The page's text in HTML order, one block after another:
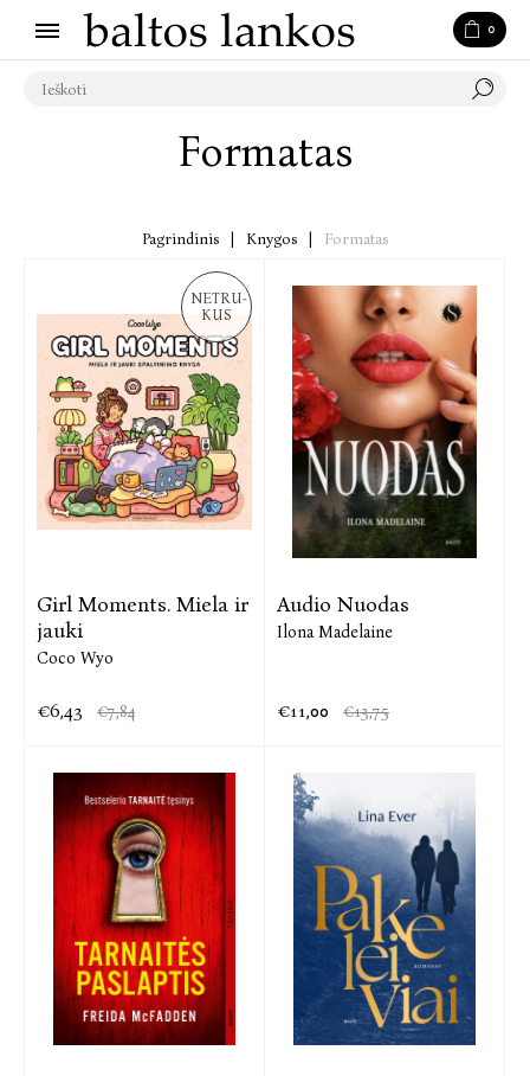
0
Formatas
Pagrindinis Knygos Formatas
NETRU-
KUS
Girl Moments. Miela ir
jauki
Coco Wyo
€6,43 €7,84
Audio Nuodas
Ilona Madelaine
€11,00 €13,75